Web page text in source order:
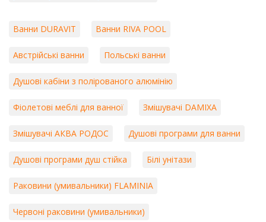
Ванни DURAVIT Ванни RIVA POOL
Австрійські ванни Польські ванни
Душові кабіни з полірованого алюмінію
Фіолетові меблі для ванної Змішувачі DAMIXA
Змішувачі АКВА РОДОС Душові програми для ванни
Душові програми душ стійка Білі унітази
Раковини (умивальники) FLAMINIA
Червоні раковини (умивальники)